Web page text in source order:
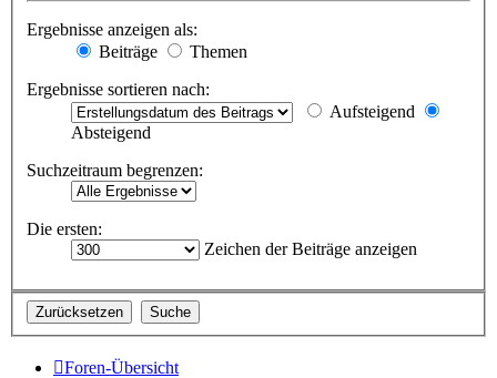
Ergebnisse anzeigen als:
Beiträge
Themen
Ergebnisse sortieren nach:
Aufsteigend
Absteigend
Suchzeitraum begrenzen:
Die ersten:
Zeichen der Beiträge anzeigen
Foren-Übersicht